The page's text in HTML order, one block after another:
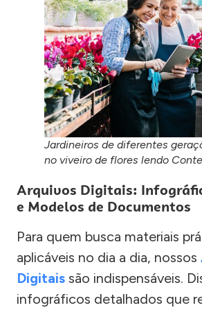
Jardineiros de diferentes
no viveiro de flores lendo
Arquivos Digitais:
e Modelos de Documentos
Para quem busca materiais
aplicáveis no dia a dia, nossos
Digitais são indispensáveis.
infográficos detalhados que